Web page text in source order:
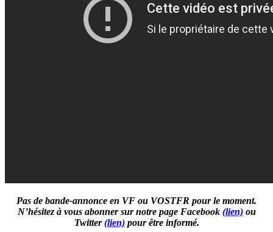
Pas de bande-annonce en VF ou VOSTFR pour le moment.
N’hésitez à vous abonner sur notre page Facebook (lien)ou
Twitter(lien)pour être informé.